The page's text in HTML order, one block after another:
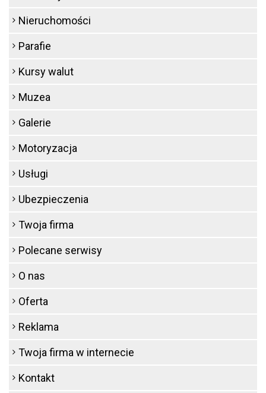
Nieruchomości
Parafie
Kursy walut
Muzea
Galerie
Motoryzacja
Usługi
Ubezpieczenia
Twoja firma
Polecane serwisy
O nas
Oferta
Reklama
Twoja firma w internecie
Kontakt